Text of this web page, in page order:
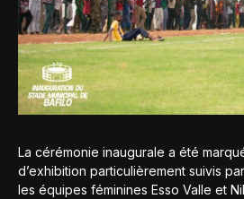
La cérémonie inaugurale a été
d’exhibition particulièrement suivis
les équipes féminines Esso Valle et